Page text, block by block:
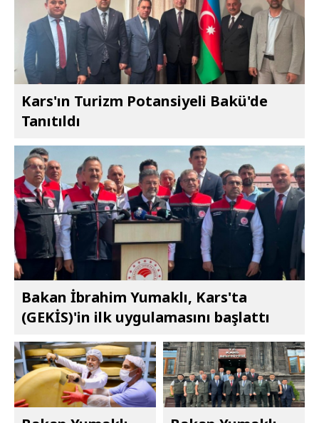
Kars'ın Turizm Potansiyeli Bakü'de
Tanıtıldı
Bakan İbrahim Yumaklı, Kars'ta
(GEKİS)'in ilk uygulamasını başlattı